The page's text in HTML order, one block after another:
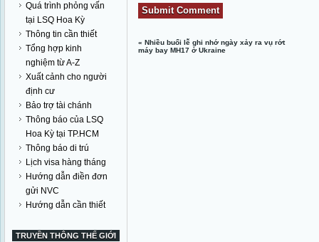
Quá trình phỏng vấn
tại LSQ Hoa Kỳ
Thông tin cần thiết
Tổng hợp kinh
nghiệm từ A-Z
Xuất cảnh cho người
định cư
Bảo trợ tài chánh
Thông báo của LSQ
Hoa Kỳ tại TP.HCM
Thông báo di trú
Lịch visa hàng tháng
Hướng dẫn điền đơn
gửi NVC
Hướng dẫn cần thiết
TRUYỀN THÔNG THẾ GIỚI
«Nhiều buổi lễ ghi nhớ ngày xảy ra vụ rớt
máy bay MH17 ở Ukraine